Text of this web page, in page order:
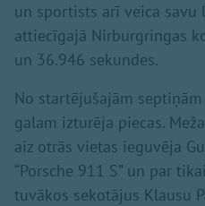
un sportists arī veica savu
attiecīgajā Nirburgringas
un 36.946 sekundes.
No startējušajām
galam izturēja piecas.
aiz otrās vietas ieguvēja
“Porsche 911 S” un par
tuvākos sekotājus Klausu